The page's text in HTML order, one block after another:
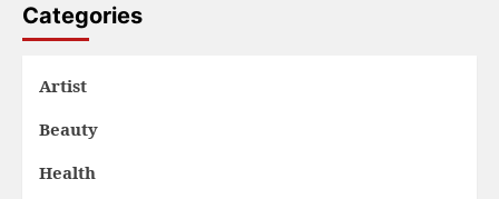
Categories
Artist
Beauty
Health